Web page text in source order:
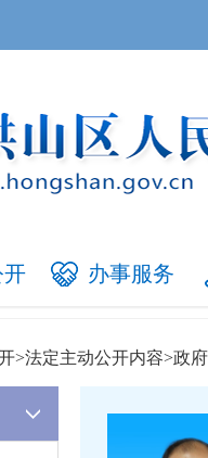
办事服务
>法定主动公开内容>政